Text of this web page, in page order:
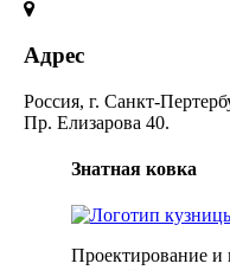
Адрес
Россия, г. Санкт-
Пр. Елизарова 40.
Знатная ковка
Проектирование и